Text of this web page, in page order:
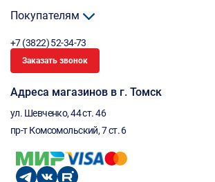
Покупателям
+7 (3822) 52-34-73
Заказать звонок
Адреса магазинов в г. Томск
ул. Шевченко, 44 ст. 46
пр-т Комсомольский, 7 ст. 6